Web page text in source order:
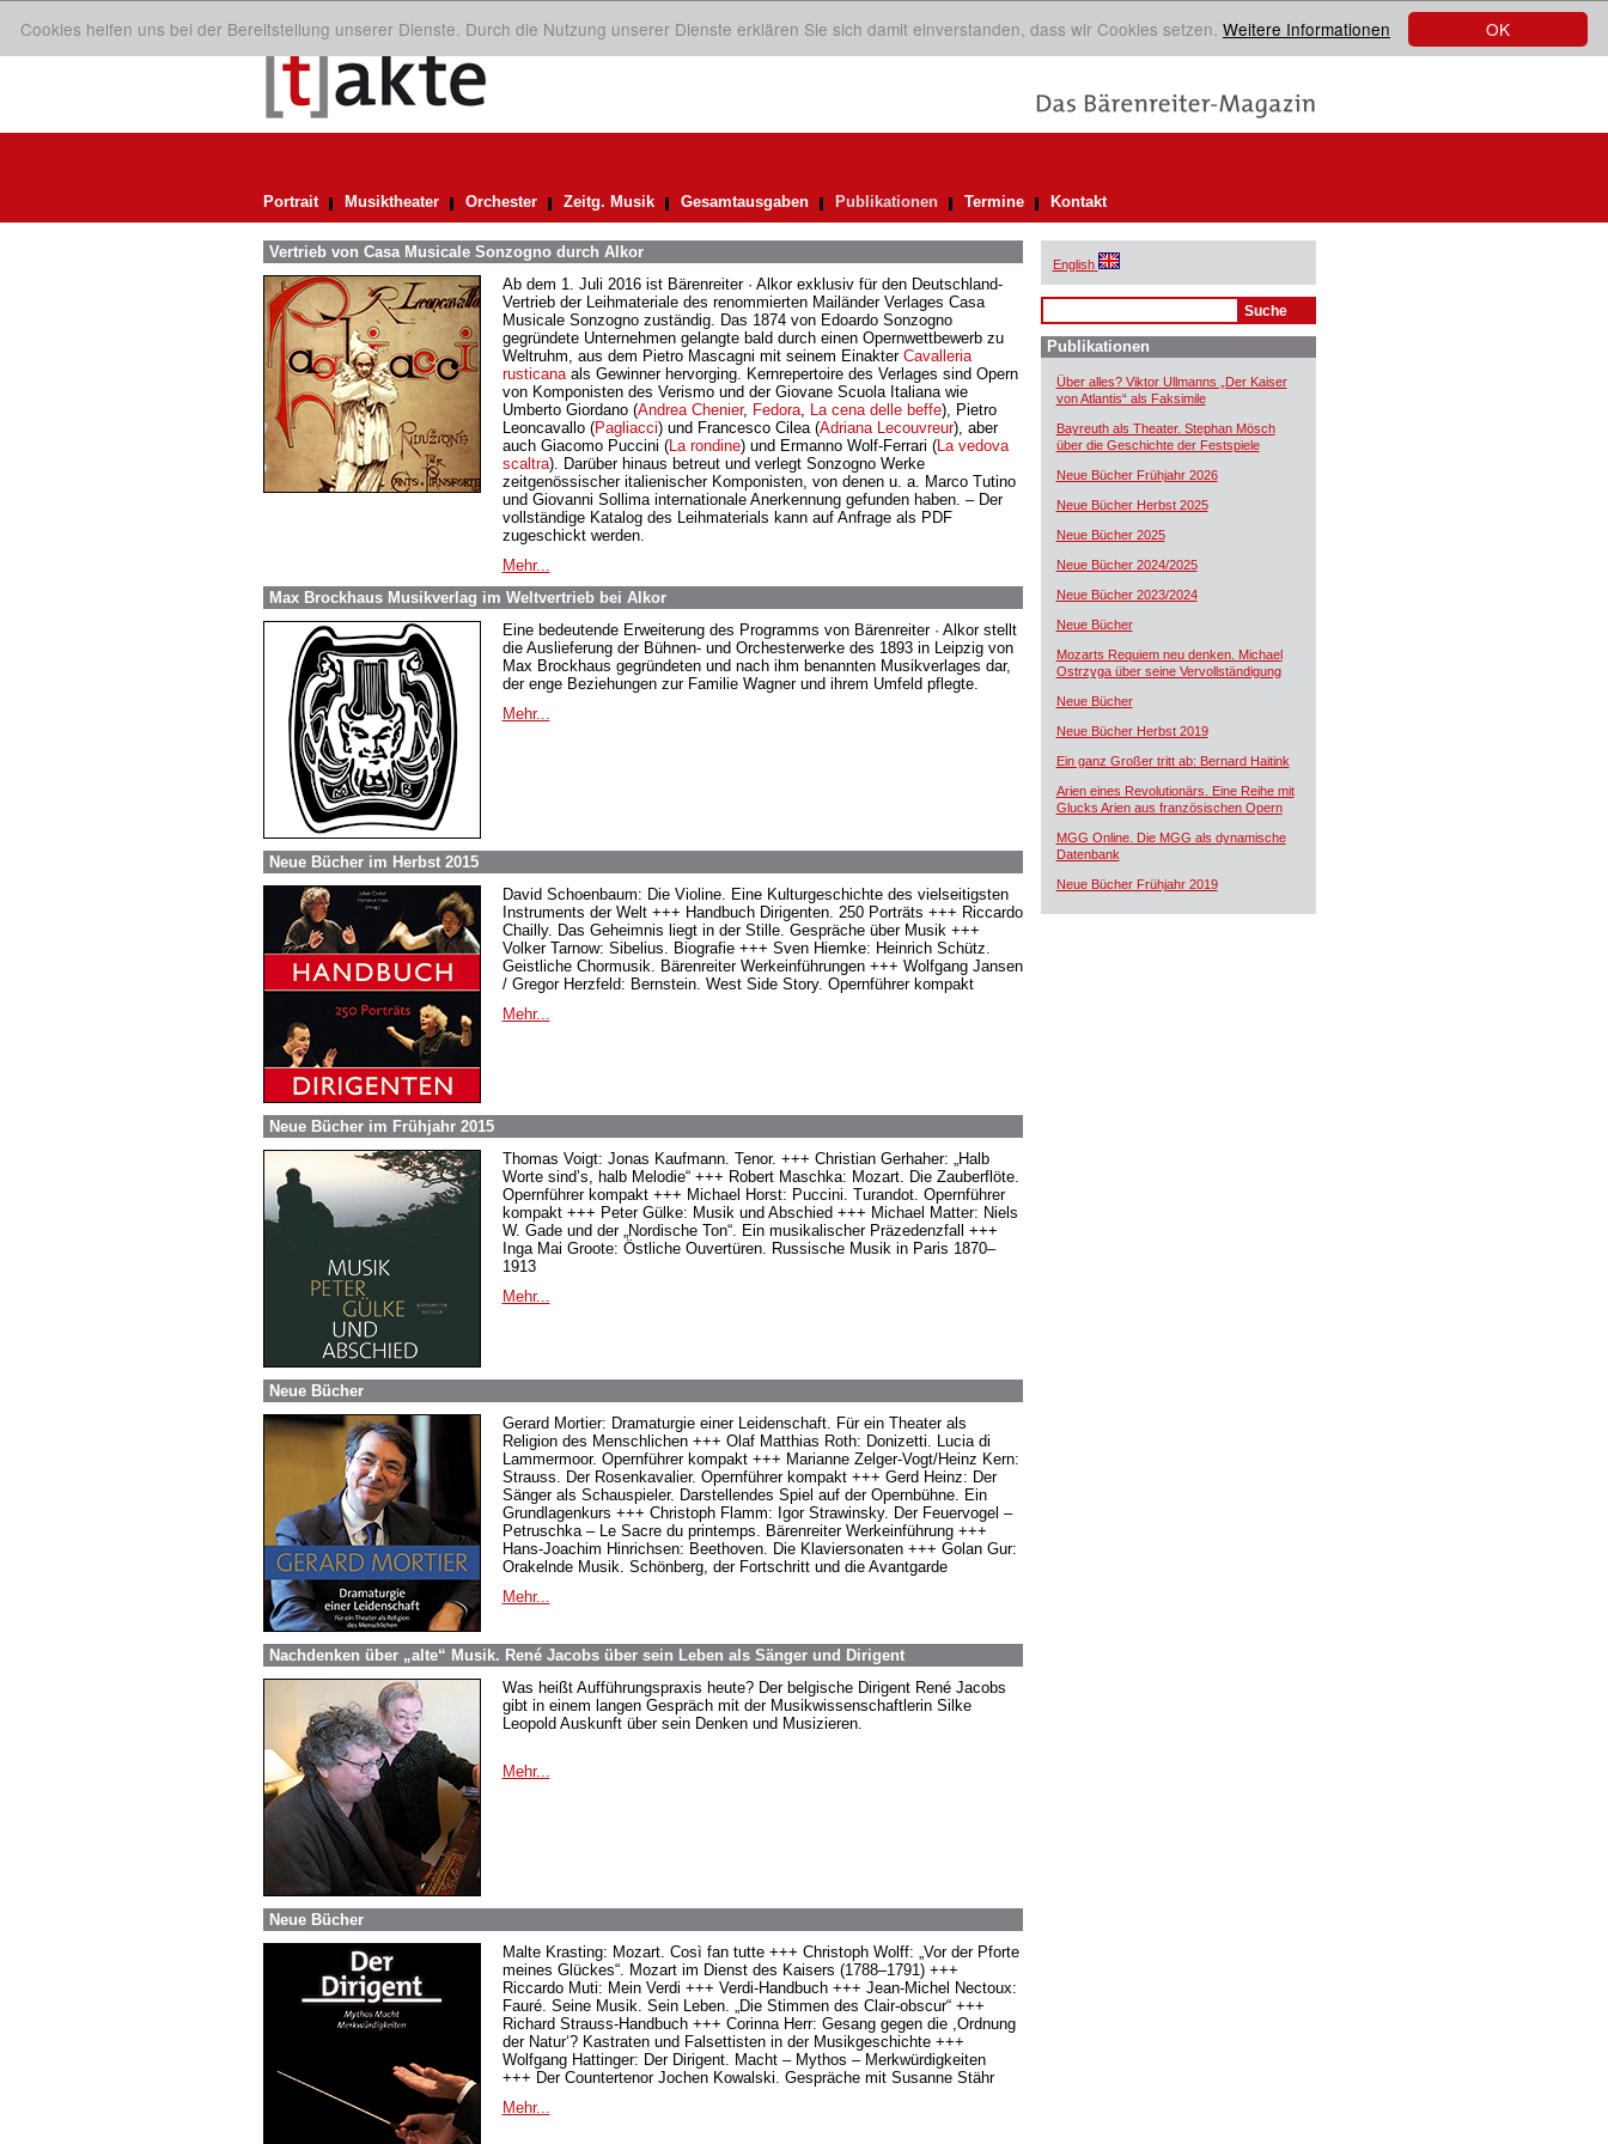
OK
Cookies helfen uns bei der Bereitstellung unserer Dienste. Durch die Nutzung unserer Dienste erklären Sie sich damit einverstanden, dass wir Cookies setzen. Weitere Informationen
Portrait Musiktheater Orchester Zeitg. Musik Gesamtausgaben Publikationen Termine Kontakt
Vertrieb von Casa Musicale Sonzogno durch Alkor
Ab dem 1. Juli 2016 ist Bärenreiter · Alkor exklusiv für den Deutschland-
Vertrieb der Leihmateriale des renommierten Mailänder Verlages Casa
Musicale Sonzogno zuständig. Das 1874 von Edoardo Sonzogno
gegründete Unternehmen gelangte bald durch einen Opernwettbewerb zu
Weltruhm, aus dem Pietro Mascagni mit seinem Einakter Cavalleria
rusticanaals Gewinner hervorging. Kernrepertoire des Verlages sind Opern
von Komponisten des Verismo und der Giovane Scuola Italiana wie
Umberto Giordano (Andrea Chenier, Fedora, La cena delle beffe), Pietro
Leoncavallo (Pagliacci) und Francesco Cilea (Adriana Lecouvreur), aber
auch Giacomo Puccini (La rondine) und Ermanno Wolf-Ferrari (La vedova
scaltra). Darüber hinaus betreut und verlegt Sonzogno Werke
zeitgenössischer italienischer Komponisten, von denen u. a. Marco Tutino
und Giovanni Sollima internationale Anerkennung gefunden haben. – Der
vollständige Katalog des Leihmaterials kann auf Anfrage als PDF
zugeschickt werden.
Mehr...
Max Brockhaus Musikverlag im Weltvertrieb bei Alkor
Eine bedeutende Erweiterung des Programms von Bärenreiter · Alkor stellt
die Auslieferung der Bühnen- und Orchesterwerke des 1893 in Leipzig von
Max Brockhaus gegründeten und nach ihm benannten Musikverlages dar,
der enge Beziehungen zur Familie Wagner und ihrem Umfeld pflegte.
Mehr...
Neue Bücher im Herbst 2015
David Schoenbaum: Die Violine. Eine Kulturgeschichte des vielseitigsten
Instruments der Welt +++ Handbuch Dirigenten. 250 Porträts +++ Riccardo
Chailly. Das Geheimnis liegt in der Stille. Gespräche über Musik +++
Volker Tarnow: Sibelius. Biografie +++ Sven Hiemke: Heinrich Schütz.
Geistliche Chormusik. Bärenreiter Werkeinführungen +++ Wolfgang Jansen
/ Gregor Herzfeld: Bernstein. West Side Story. Opernführer kompakt
Mehr...
Neue Bücher im Frühjahr 2015
Thomas Voigt: Jonas Kaufmann. Tenor. +++ Christian Gerhaher: „Halb
Worte sind’s, halb Melodie“ +++ Robert Maschka: Mozart. Die Zauberflöte.
Opernführer kompakt +++ Michael Horst: Puccini. Turandot. Opernführer
kompakt +++ Peter Gülke: Musik und Abschied +++ Michael Matter: Niels
W. Gade und der „Nordische Ton“. Ein musikalischer Präzedenzfall +++
Inga Mai Groote: Östliche Ouvertüren. Russische Musik in Paris 1870–
1913
Mehr...
Neue Bücher
Gerard Mortier: Dramaturgie einer Leidenschaft. Für ein Theater als
Religion des Menschlichen +++ Olaf Matthias Roth: Donizetti. Lucia di
Lammermoor. Opernführer kompakt +++ Marianne Zelger-Vogt/Heinz Kern:
Strauss. Der Rosenkavalier. Opernführer kompakt +++ Gerd Heinz: Der
Sänger als Schauspieler. Darstellendes Spiel auf der Opernbühne. Ein
Grundlagenkurs +++ Christoph Flamm: Igor Strawinsky. Der Feuervogel –
Petruschka – Le Sacre du printemps. Bärenreiter Werkeinführung +++
Hans-Joachim Hinrichsen: Beethoven. Die Klaviersonaten +++ Golan Gur:
Orakelnde Musik. Schönberg, der Fortschritt und die Avantgarde
Mehr...
Nachdenken über „alte“ Musik. René Jacobs über sein Leben als Sänger und Dirigent
Was heißt Aufführungspraxis heute? Der belgische Dirigent René Jacobs
gibt in einem langen Gespräch mit der Musikwissenschaftlerin Silke
Leopold Auskunft über sein Denken und Musizieren.
Mehr...
Neue Bücher
Malte Krasting: Mozart. Così fan tutte +++ Christoph Wolff: „Vor der Pforte
meines Glückes“. Mozart im Dienst des Kaisers (1788–1791) +++
Riccardo Muti: Mein Verdi +++ Verdi-Handbuch +++ Jean-Michel Nectoux:
Fauré. Seine Musik. Sein Leben. „Die Stimmen des Clair-obscur“ +++
Richard Strauss-Handbuch +++ Corinna Herr: Gesang gegen die ,Ordnung
der Natur‘? Kastraten und Falsettisten in der Musikgeschichte +++
Wolfgang Hattinger: Der Dirigent. Macht – Mythos – Merkwürdigkeiten
+++ Der Countertenor Jochen Kowalski. Gespräche mit Susanne Stähr
Mehr...
English
Publikationen
Über alles? Viktor Ullmanns „Der Kaiser
von Atlantis“ als Faksimile
Bayreuth als Theater. Stephan Mösch
über die Geschichte der Festspiele
Neue Bücher Frühjahr 2026
Neue Bücher Herbst 2025
Neue Bücher 2025
Neue Bücher 2024/2025
Neue Bücher 2023/2024
Neue Bücher
Mozarts Requiem neu denken. Michael
Ostrzyga über seine Vervollständigung
Neue Bücher
Neue Bücher Herbst 2019
Ein ganz Großer tritt ab: Bernard Haitink
Arien eines Revolutionärs. Eine Reihe mit
Glucks Arien aus französischen Opern
MGG Online. Die MGG als dynamische
Datenbank
Neue Bücher Frühjahr 2019